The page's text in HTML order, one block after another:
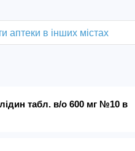
аптеки в інших містах
табл. в/о 600 мг №10 в